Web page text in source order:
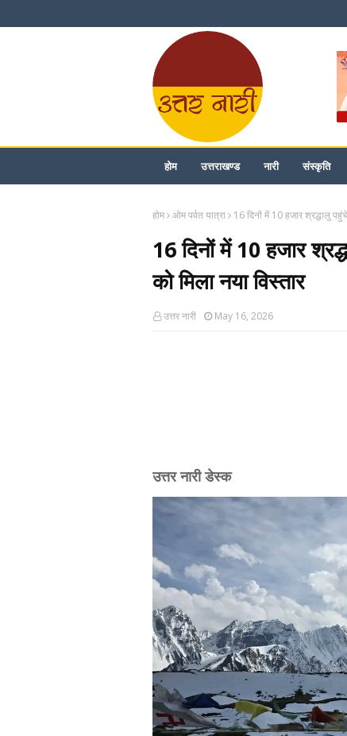
होम उत्तराखण्ड नारी संस्कृति
होम ओम पर्वत यात्रा 16 दिनों में 10 हजार श्रद्धालु
16 दिनों में 10 हजार
को मिला नया विस्तार
उत्तर नारी May 16, 2026
उत्तर नारी डेस्क